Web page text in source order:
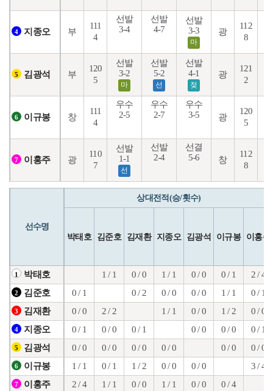
4 지종오 부
111
4
선발
3-4
선발
4-7
선발
3-3
마
광
112
8
5 김광석 부
120
5
선발
3-2
마
선발
5-2
선
선발
4-1
젖
광
121
2
6 이규봉 창
111
4
우수
2-5
우수
2-7
우수
3-5
광
120
5
7 이홍주 광
110
7
선발
1-1
선
선발
2-4
선결
5-6
창
112
8
선수명
상대전적(승/횟수)
박태호 김준호 김재환 지종오 김광석 이규봉 이홍주
1 박태호 1 / 1 0 / 0 1 / 1 0 / 0 0 / 1 2 / 4
2 김준호 0 / 1 0 / 2 0 / 0 0 / 0 1 / 1 0 / 1
3 김재환 0 / 0 2 / 2 1 / 1 0 / 0 1 / 2 0 / 0
4 지종오 0 / 1 0 / 0 0 / 1 0 / 0 0 / 0 0 / 1
5 김광석 0 / 0 0 / 0 0 / 0 0 / 0 0 / 0 0 / 0
6 이규봉 1 / 1 0 / 1 1 / 2 0 / 0 0 / 0 3 / 4
7 이홍주 2 / 4 1 / 1 0 / 0 1 / 1 0 / 0 0 / 4